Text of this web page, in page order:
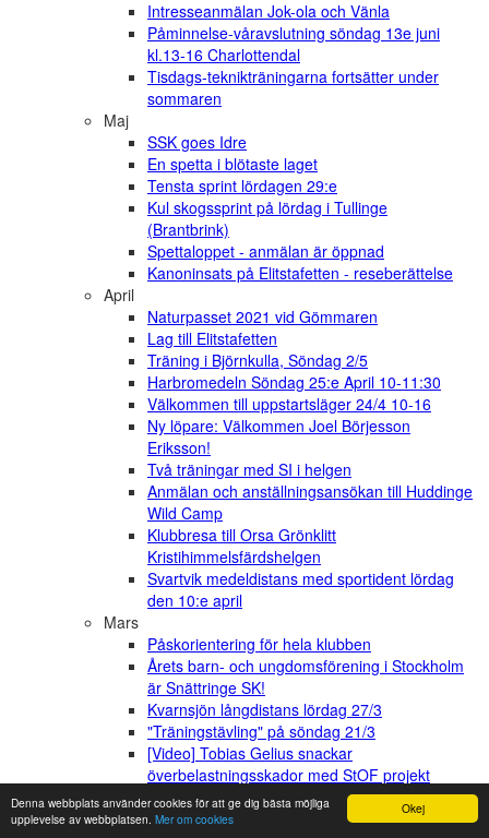
Okej
Denna webbplats använder cookies för att ge dig bästa möjliga
upplevelse av webbplatsen. Mer om cookies
Intresseanmälan Jok-ola och Vänla
Påminnelse-våravslutning söndag 13e juni
kl.13-16 Charlottendal
Tisdags-teknikträningarna fortsätter under
sommaren
Maj
SSK goes Idre
En spetta i blötaste laget
Tensta sprint lördagen 29:e
Kul skogssprint på lördag i Tullinge
(Brantbrink)
Spettaloppet - anmälan är öppnad
Kanoninsats på Elitstafetten - reseberättelse
April
Naturpasset 2021 vid Gömmaren
Lag till Elitstafetten
Träning i Björnkulla, Söndag 2/5
Harbromedeln Söndag 25:e April 10-11:30
Välkommen till uppstartsläger 24/4 10-16
Ny löpare: Välkommen Joel Börjesson
Eriksson!
Två träningar med SI i helgen
Anmälan och anställningsansökan till Huddinge
Wild Camp
Klubbresa till Orsa Grönklitt
Kristihimmelsfärdshelgen
Svartvik medeldistans med sportident lördag
den 10:e april
Mars
Påskorientering för hela klubben
Årets barn- och ungdomsförening i Stockholm
är Snättringe SK!
Kvarnsjön långdistans lördag 27/3
"Träningstävling" på söndag 21/3
[Video] Tobias Gelius snackar
överbelastningsskador med StOF projekt
15/16
Varför sprintar vi inte lika snabbt som Usain